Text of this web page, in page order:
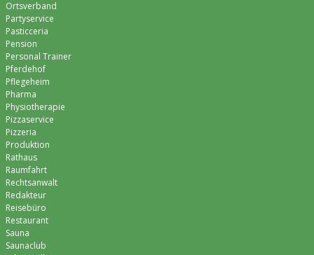
Ortsverband
Partyservice
Pasticceria
Pension
Personal Trainer
Pferdehof
Pflegeheim
Pharma
Physiotherapie
Pizzaservice
Pizzeria
Produktion
Rathaus
Raumfahrt
Rechtsanwalt
Redakteur
Reisebüro
Restaurant
Sauna
Saunaclub